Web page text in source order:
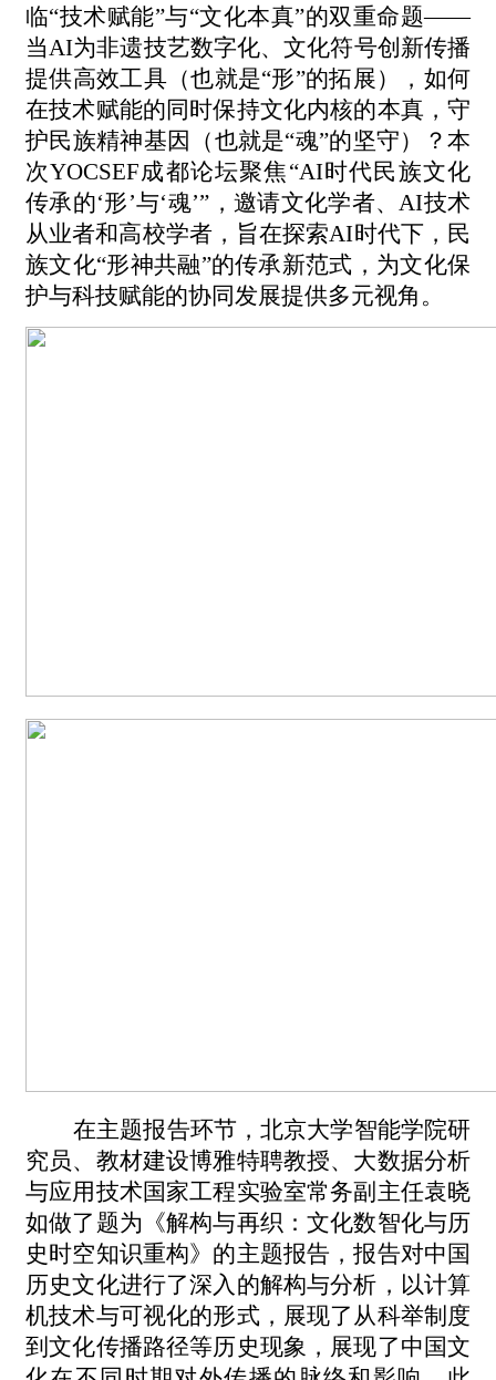
临“技术赋能”与“文化本真”的双重命题——
当AI为非遗技艺数字化、文化符号创新传播
提供高效工具（也就是“形”的拓展）， 如何
在技术赋能的同时保持文化内核的本真，守
护民族精神基因（也就是“魂”的坚守）？本
次YOCSEF成都论坛聚焦“AI时代民族文化
传承的‘形’与‘魂’”，邀请文化学者、AI技术
从业者和高校学者，旨在探索AI时代下，民
族文化“形神共融”的传承新范式，为文化保
护与科技赋能的协同发展提供多元视角。
在主题报告环节，北京大学智能学院研
究员、教材建设博雅特聘教授、大数据分析
与应用技术国家工程实验室常务副主任袁晓
如做了题为《解构与再织：文化数智化与历
史时空知识重构》的主题报告 ，报告对中国
历史文化进行了深入的解构与分析，以计算
机技术与可视化的形式，展现了从科举制度
到文化传播路径等历史现象， 展现了中国文